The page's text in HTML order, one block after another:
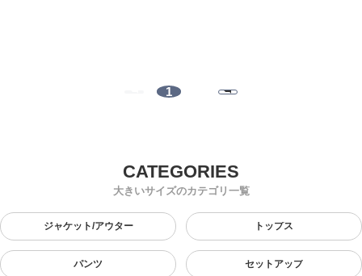
1
大きいサイズのカテゴリ一覧
ジャケット/アウター トップス
パンツ セットアップ